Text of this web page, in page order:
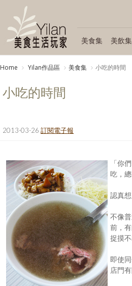
美食集 美飲集
Home Yilan作品區 美食集 小吃的時間
小吃的時間
2013-03-26 訂閱電子報
「你
吃，
認真
不像
前，
捉摸
即使
店門